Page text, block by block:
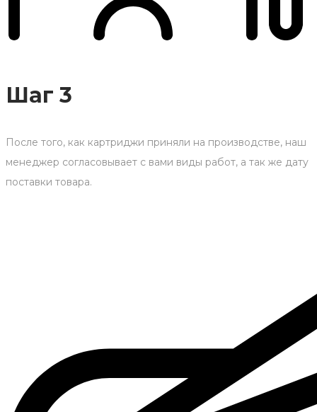
Шаг 3
После того, как картриджи приняли на производстве, наш
менеджер согласовывает с вами виды работ, а так же дату
поставки товара.